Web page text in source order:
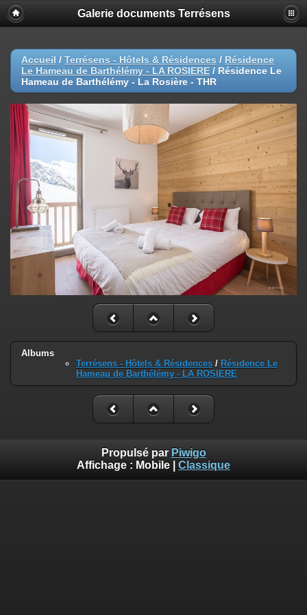
Galerie documents Terrésens
Accueil / Terrésens - Hôtels & Résidences / Résidence
Le Hameau de Barthélémy - LA ROSIERE / Résidence Le
Hameau de Barthélémy - La Rosière - THR
Albums
Terrésens - Hôtels & Résidences / Résidence Le
Hameau de Barthélémy - LA ROSIERE
Propulsé par Piwigo
Affichage : Mobile Classique